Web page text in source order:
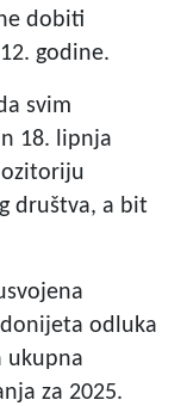
dobiti
godine.
svim
18. lipnja
društva, a bit
odluka
ukupna
za 2025.